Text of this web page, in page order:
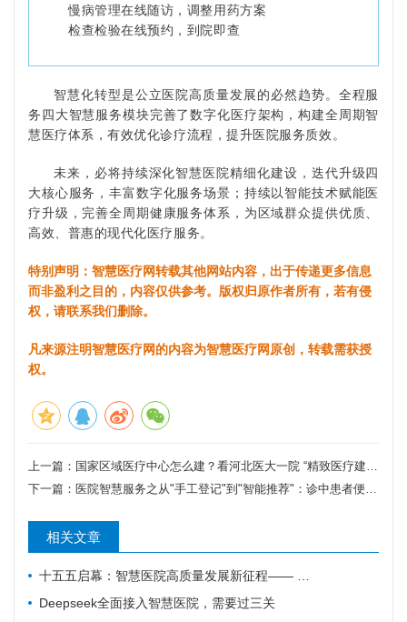
慢病管理在线随访，调整用药方案
检查检验在线预约，到院即查
智慧化转型是公立医院高质量发展的必然趋势。全程服
务四大智慧服务模块完善了数字化医疗架构，构建全周期智
慧医疗体系，有效优化诊疗流程，提升医院服务质效。
未来，必将持续深化智慧医院精细化建设，迭代升级四
大核心服务，丰富数字化服务场景；持续以智能技术赋能医
疗升级，完善全周期健康服务体系，为区域群众提供优质、
高效、普惠的现代化医疗服务。
特别声明：智慧医疗网转载其他网站内容，出于传递更多信息
而非盈利之目的，内容仅供参考。版权归原作者所有，若有侵
权，请联系我们删除。
凡来源注明智慧医疗网的内容为智慧医疗网原创，转载需获授
权。
上一篇： 国家区域医疗中心怎么建？看河北医大一院 “精致医疗建筑” 理念下的建设实践
下一篇： 医院智慧服务之从"手工登记"到"智能推荐"：诊中患者便利保障服务的0-5级跃迁之路
相关文章
十五五启幕：智慧医院高质量发展新征程—— 新一代 HIS/EMR + AI + 大数据，如何成为公立医院的新引擎？
Deepseek全面接入智慧医院，需要过三关